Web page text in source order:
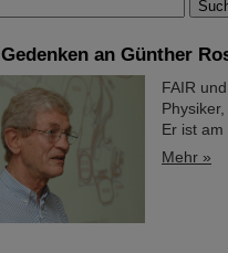
Gedenken an Günther
FAIR
Er ist
Mehr »